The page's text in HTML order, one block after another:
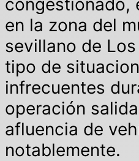
en la zona del
sevillano de
tipo de
infrecuentes
operación
afluencia de
notablemente.